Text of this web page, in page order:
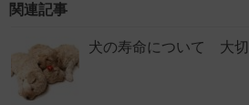
関連記事
犬の寿命について 大切